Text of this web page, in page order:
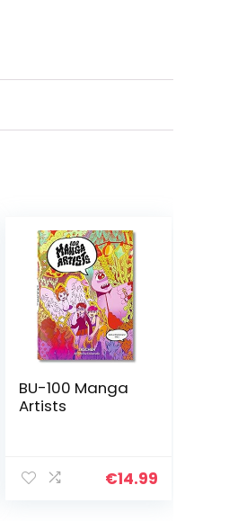
BU-100 Manga
Artists
€14.99